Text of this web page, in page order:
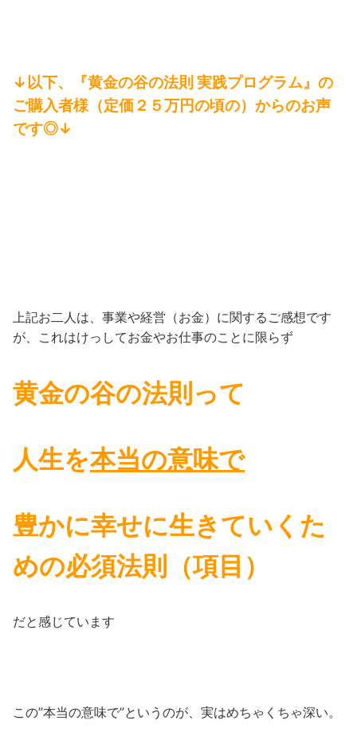
↓以下、『黄金の谷の法則 実践プログラム』の
ご購入者様（定価２５万円の頃の）からのお声
です◎↓
上記お二人は、事業や経営（お金）に関するご感想です
が、これはけっしてお金やお仕事のことに限らず
黄金の谷の法則って
人生を本当の意味で
豊かに幸せに生きていくた
めの必須法則（項目）
だと感じています
この”本当の意味で”というのが、実はめちゃくちゃ深い。